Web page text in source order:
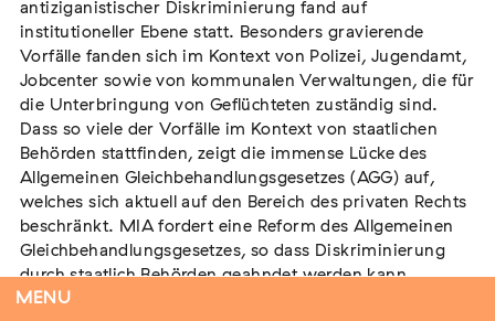
MENU
Umgang mit Behörden (119 Fälle) sind zahlreiche Vorfälle
erfasst worden.
Bei den Vorfällen stechen besonders zwei Aspekte ins
Auge: Mehr als die Hälfte der Vorfälle fiel auf die
Vorfallart der Diskriminierung. Etwa die Hälfte der Fälle
antiziganistischer Diskriminierung fand auf
institutioneller Ebene statt. Besonders gravierende
Vorfälle fanden sich im Kontext von Polizei, Jugendamt,
Jobcenter sowie von kommunalen Verwaltungen, die für
die Unterbringung von Geflüchteten zuständig sind. Dass
so viele der Vorfälle im Kontext von staatlichen Behörden
stattfinden, zeigt die immense Lücke des Allgemeinen
antiziganistischer Diskriminierung fand auf
institutioneller Ebene statt. Besonders gravierende
Vorfälle fanden sich im Kontext von Polizei, Jugendamt,
Jobcenter sowie von kommunalen Verwaltungen, die für
die Unterbringung von Geflüchteten zuständig sind.
Dass so viele der Vorfälle im Kontext von staatlichen
Behörden stattfinden, zeigt die immense Lücke des
Allgemeinen Gleichbehandlungsgesetzes (AGG) auf,
welches sich aktuell auf den Bereich des privaten Rechts
beschränkt. MIA fordert eine Reform des Allgemeinen
Gleichbehandlungsgesetzes, so dass Diskriminierung
durch staatlich Behörden geahndet werden kann.